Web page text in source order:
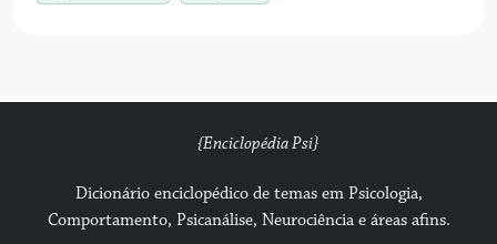
{Enciclopédia Psi}
Dicionário enciclopédico de temas em Psicologia,
Comportamento, Psicanálise, Neurociência e áreas afins.